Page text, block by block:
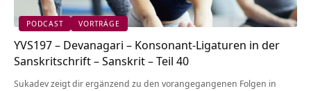
PODCAST VORTRÄGE
YVS197 – Devanagari – Konsonant-Ligaturen in der
Sanskritschrift – Sanskrit – Teil 40
Sukadev zeigt dir ergänzend zu den vorangegangenen Folgen in